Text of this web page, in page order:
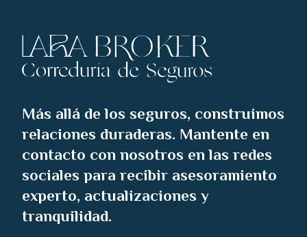
Más allá de los seguros, construimos
relaciones duraderas. Mantente en
contacto con nosotros en las redes
sociales para recibir asesoramiento
experto, actualizaciones y
tranquilidad.